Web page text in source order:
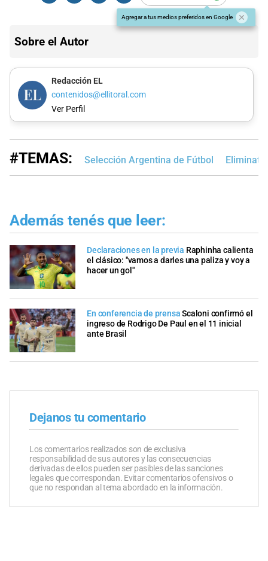
Agregar a tus medios preferidos en Google
Sobre el Autor
Redacción EL
contenidos@ellitoral.com
Ver Perfil
#TEMAS: Selección Argentina de Fútbol
Además tenés que leer:
Declaraciones en la previa Raphinha calienta
el clásico: "vamos a darles una paliza y voy a
hacer un gol"
En conferencia de prensaScaloni confirmó el
ingreso de Rodrigo De Paul en el 11 inicial
ante Brasil
Dejanos tu comentario
Los comentarios realizados son de exclusiva
responsabilidad de sus autores y las consecuencias
derivadas de ellos pueden ser pasibles de las sanciones
legales que correspondan. Evitar comentarios ofensivos o
que no respondan al tema abordado en la información.